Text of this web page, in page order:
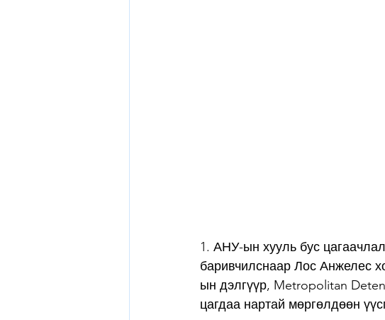
1. АНУ-ын хууль бус
баривчилснаар Лос Анжелес
ын дэлгүүр, Metropolitan
цагдаа нартай мөргөлдөөн